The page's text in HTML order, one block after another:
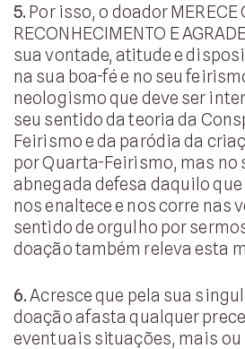
5.Por isso, o doador MERECE
RECONHECIMENTO E
sua vontade, atitude e
na sua boa-fé e no seu
neologismo que deve ser
seu sentido da teoria da
Feirismo e da paródia da
por Quarta-Feirismo, mas no
abnegada defesa daquilo que
nos enaltece e nos corre nas
sentido de orgulho por
doação também releva esta
6.Acresce que pela sua
doação afasta qualquer
eventuais situações, mais ou